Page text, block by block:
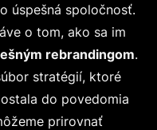
úspešná spoločnosť.
o tom, ako sa im
rebrandingom.
stratégií, ktoré
do povedomia
prirovnať